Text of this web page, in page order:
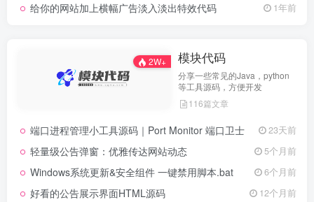
给你的网站加上横幅广告淡入淡出特效代码 1年前
2W+ 模块代码
分享一些常见的Java，python
等工具源码，方便开发
116篇文章
端口进程管理小工具源码｜Port Monitor 端口卫士 23天前
轻量级公告弹窗：优雅传达网站动态 5个月前
Windows系统更新&安全组件 一键禁用脚本.bat 6个月前
好看的公告展示界面HTML源码 12个月前